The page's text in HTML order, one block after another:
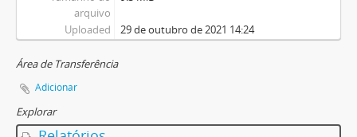
arquivo
Uploaded 29 de outubro de 2021 14:24
Área de Transferência
Adicionar
Explorar